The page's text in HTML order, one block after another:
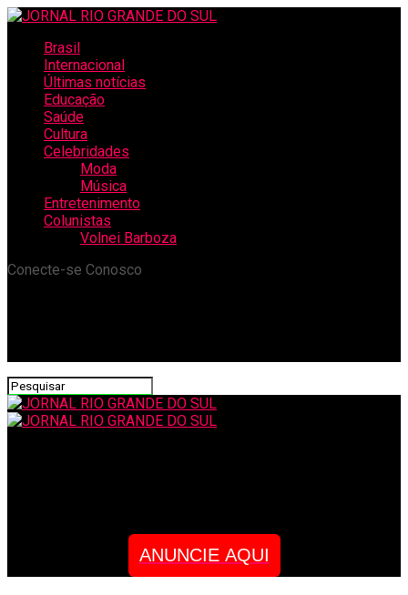
Brasil
Internacional
Últimas notícias
Educação
Saúde
Cultura
Celebridades
Moda
Música
Entretenimento
Colunistas
Volnei Barboza
Conecte-se Conosco
ANUNCIE AQUI